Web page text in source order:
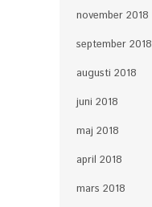
november 2018
september 2018
augusti 2018
juni 2018
maj 2018
april 2018
mars 2018